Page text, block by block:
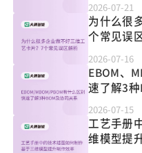
2026-07-21
为什么很
个常见误
2026-07-16
EBOM、
速了解3
2026-07-15
工艺手册
维模型提